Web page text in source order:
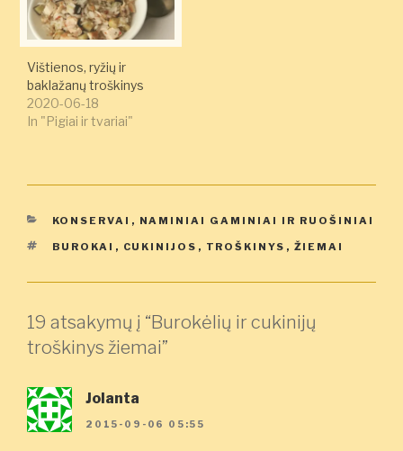
Vištienos, ryžių ir
baklažanų troškinys
2020-06-18
In "Pigiai ir tvariai"
KATEGORIJOS
KONSERVAI , NAMINIAI GAMINIAI IR RUOŠINIAI
ŽYMOS
BUROKAI , CUKINIJOS , TROŠKINYS , ŽIEMAI
19 atsakymų į “Burokėlių ir cukinijų
troškinys žiemai”
Jolanta
2015-09-06 05:55